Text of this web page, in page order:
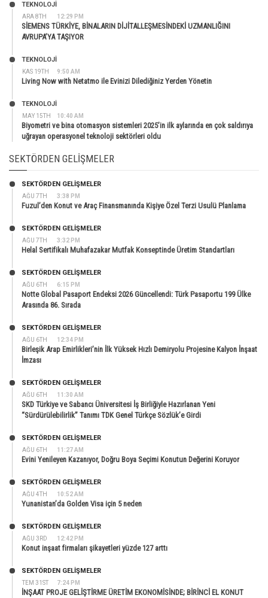
ARA 8TH 12:29 PM
TEKNOLOJİ
SİEMENS TÜRKİYE, BİNALARIN DİJİTALLEŞMESİNDEKİ UZMANLIĞINI
AVRUPA’YA TAŞIYOR
KAS 19TH 9:50 AM
TEKNOLOJİ
Living Now with Netatmo ile Evinizi Dilediğiniz Yerden Yönetin
MAY 15TH 10:40 AM
TEKNOLOJİ
Biyometri ve bina otomasyon sistemleri 2025’in ilk aylarında en çok saldırıya
uğrayan operasyonel teknoloji sektörleri oldu
SEKTÖRDEN GELIŞMELER
AĞU 7TH 3:38 PM
SEKTÖRDEN GELIŞMELER
Fuzul’den Konut ve Araç Finansmanında Kişiye Özel Terzi Usulü Planlama
AĞU 7TH 3:32 PM
SEKTÖRDEN GELIŞMELER
Helal Sertifikalı Muhafazakar Mutfak Konseptinde Üretim Standartları
AĞU 6TH 6:15 PM
SEKTÖRDEN GELIŞMELER
Notte Global Pasaport Endeksi 2026 Güncellendi: Türk Pasaportu 199 Ülke
Arasında 86. Sırada
AĞU 6TH 12:34 PM
SEKTÖRDEN GELIŞMELER
Birleşik Arap Emirlikleri’nin İlk Yüksek Hızlı Demiryolu Projesine Kalyon İnşaat
İmzası
AĞU 6TH 11:30 AM
SEKTÖRDEN GELIŞMELER
SKD Türkiye ve Sabancı Üniversitesi İş Birliğiyle Hazırlanan Yeni
“Sürdürülebilirlik” Tanımı TDK Genel Türkçe Sözlük’e Girdi
AĞU 6TH 11:27 AM
SEKTÖRDEN GELIŞMELER
Evini Yenileyen Kazanıyor, Doğru Boya Seçimi Konutun Değerini Koruyor
AĞU 4TH 10:52 AM
SEKTÖRDEN GELIŞMELER
Yunanistan’da Golden Visa için 5 neden
AĞU 3RD 12:42 PM
SEKTÖRDEN GELIŞMELER
Konut inşaat firmaları şikayetleri yüzde 127 arttı
TEM 31ST 7:24 PM
SEKTÖRDEN GELIŞMELER
İNŞAAT PROJE GELİŞTİRME ÜRETİM EKONOMİSİNDE; BİRİNCİ EL KONUT